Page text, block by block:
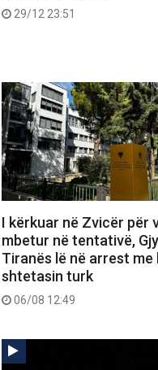
29/12 23:51
I kërkuar në Zvicër për
mbetur në tentativë,
Tiranës lë në arrest me
shtetasin turk
06/08 12:49